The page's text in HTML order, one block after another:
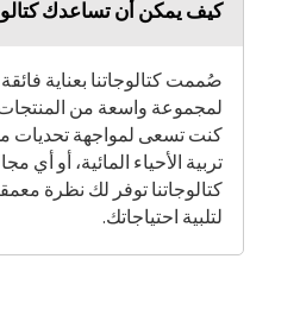
كيف يمكن أن تساعدك
صُممت كتالوجاتنا بعناية
لمجموعة واسعة من المنتجات
كنت تسعى لمواجهة تحديات
تربية الأحياء المائية، أو
كتالوجاتنا توفر لك نظرة
لتلبية احتياجاتك.